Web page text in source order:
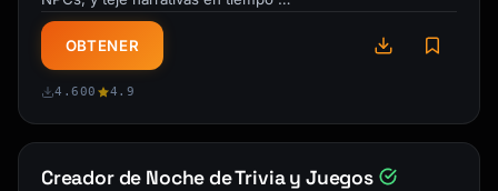
OBTENER
4.600 4.9
Creador de Noche de Trivia y Juegos